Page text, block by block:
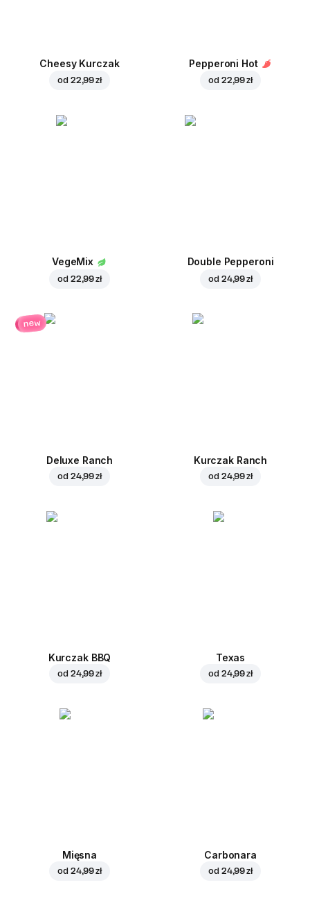
Cheesy Kurczak
od 22,99 zł
Pepperoni Hot
od 22,99 zł
VegeMix
od 22,99 zł
Double Pepperoni
od 24,99 zł
new
Deluxe Ranch
od 24,99 zł
Kurczak Ranch
od 24,99 zł
Kurczak BBQ
od 24,99 zł
Texas
od 24,99 zł
Mięsna
od 24,99 zł
Carbonara
od 24,99 zł